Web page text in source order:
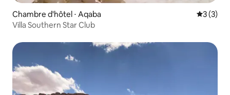
Chambre d'hôtel ⋅ Aqaba
3 (3)
Villa Southern Star Club